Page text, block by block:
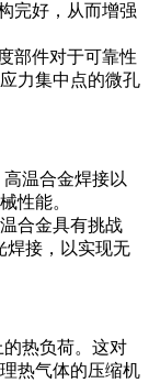
完好，从而增强
部件对于可靠性
力集中点的微孔
温合金焊接以
性能。
合金具有挑战
焊接 ，以实现无
热负荷。这对
热气体的压缩机